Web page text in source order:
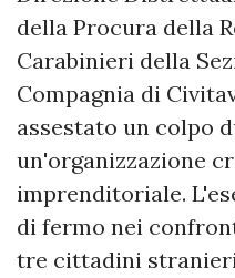
della Procura della
Carabinieri della
Compagnia di
assestato un colpo
un'organizzazione
imprenditoriale.
di fermo nei
tre cittadini